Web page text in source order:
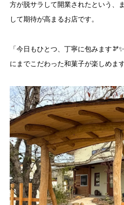
方が脱サラして開業されたという、
して期待が高まるお店です。
「今日もひとつ、丁寧に包みます
にまでこだわった和菓子が楽しめます